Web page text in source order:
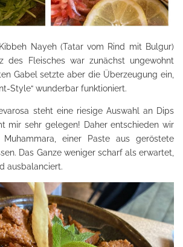
Nayeh (Tatar vom Rind mit Bulgur)
des Fleisches war zunächst ungewohnt
Gabel setzte aber die Überzeugung ein,
Style“ wunderbar funktioniert.
steht eine riesige Auswahl an Dips
mir sehr gelegen! Daher entschieden wir
einer Paste aus geröstete
Das Ganze weniger scharf als erwartet,
ausbalanciert.